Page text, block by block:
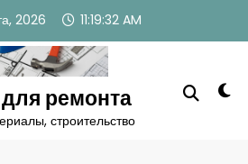
2026 11:19:33 AM
ремонта
строительство